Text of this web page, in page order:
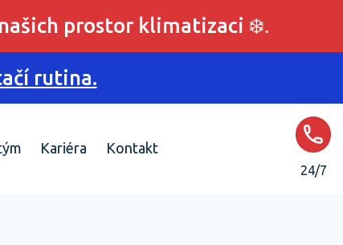
prostor klimatizaci ❄️.
rutina.
Kariéra Kontakt
24/7